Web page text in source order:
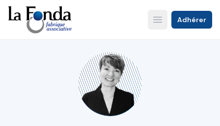
Aller
au
contenu
principal
Open main menu
Adhérer